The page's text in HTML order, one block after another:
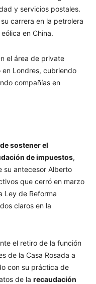
y servicios postales.
carrera en la petrolera
en China.
el área de private
Londres, cubriendo
compañías en
sostener el
de impuestos,
su antecesor Alberto
que cerró en marzo
Ley de Reforma
claros en la
el retiro de la función
de la Casa Rosada a
con su práctica de
de la recaudación